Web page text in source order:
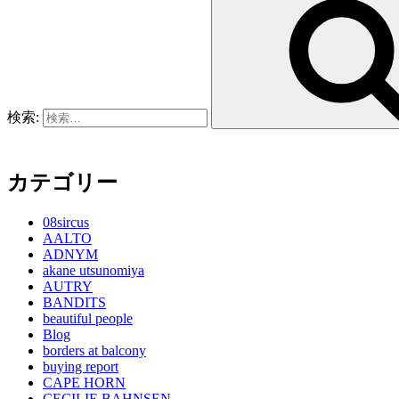
検索:
カテゴリー
08sircus
AALTO
ADNYM
akane utsunomiya
AUTRY
BANDITS
beautiful people
Blog
borders at balcony
buying report
CAPE HORN